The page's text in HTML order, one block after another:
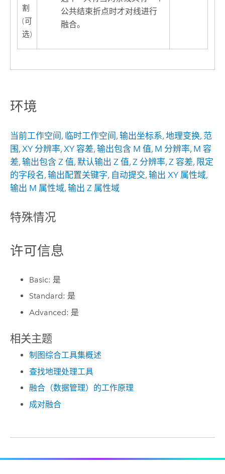
割
(可
选)
公共结束折点时才对线进行
融合。
环境
当前工作空间, 临时工作空间, 输出坐标系, 地理变换, 范
围, XY 分辨率, XY 容差, 输出包含 M 值, M 分辨率, M 容
差, 输出包含 Z 值, 默认输出 Z 值, Z 分辨率, Z 容差, 限定
的字段名, 输出配置关键字, 自动提交, 输出 XY 属性域,
输出 M 属性域, 输出 Z 属性域
特殊情况
许可信息
Basic: 是
Standard: 是
Advanced: 是
相关主题
制图综合工具集概述
查找地理处理工具
融合（数据管理）的工作原理
成对融合